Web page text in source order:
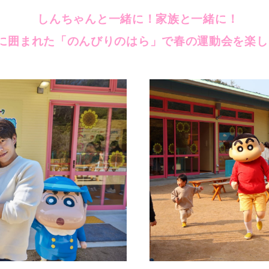
しんちゃんと一緒に！家族と一緒に！
囲まれた「のんびりのはら」で春の運動会を楽